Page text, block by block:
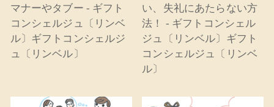
マナーやタブー - ギフト
コンシェルジュ〔リンベ
ル〕ギフトコンシェルジ
ュ〔リンベル〕
い、失礼にあたらない方
法！ - ギフトコンシェル
ジュ〔リンベル〕ギフト
コンシェルジュ〔リンベ
ル〕